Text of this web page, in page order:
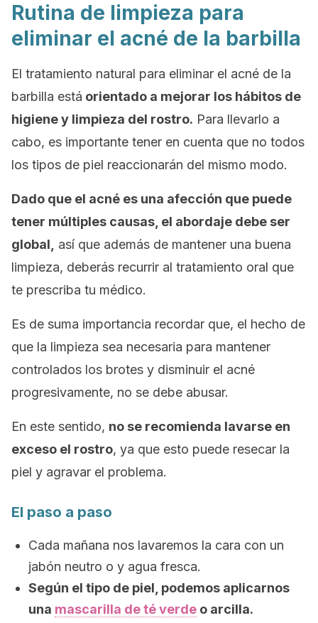
Rutina de limpieza para
eliminar el acné de la barbilla
El tratamiento natural para eliminar el acné de la
barbilla está orientado a mejorar los hábitos de
higiene y limpieza del rostro. Para llevarlo a
cabo, es importante tener en cuenta que no todos
los tipos de piel reaccionarán del mismo modo.
Dado que el acné es una afección que puede
tener múltiples causas, el abordaje debe ser
global,
así que además de mantener una buena
limpieza, deberás recurrir al tratamiento oral que
te prescriba tu médico.
Es de suma importancia recordar que, el hecho de
que la limpieza sea necesaria para mantener
controlados los brotes y disminuir el acné
progresivamente, no se debe abusar.
En este sentido, no se recomienda lavarse en
exceso el rostro, ya que esto puede resecar la
piel y agravar el problema.
El paso a paso
Cada mañana nos lavaremos la cara con un
jabón neutro o y agua fresca.
Según el tipo de piel, podemos aplicarnos
una mascarilla de té verde o arcilla.